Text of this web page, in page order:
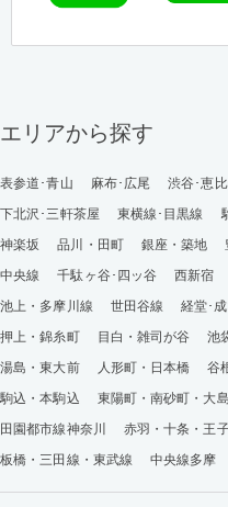
エリアから探す
表参道･青山 麻布･広尾 渋谷･恵
下北沢･三軒茶屋
東横線･目黒線
神楽坂
品川・田町 銀座・築地
中央線
千駄ヶ谷･四ッ谷 西新宿
池上・多摩川線
世田谷線 経堂･
押上・錦糸町
目白・雑司が谷 池
湯島・東大前
人形町・日本橋 谷
駒込・本駒込
東陽町・南砂町・大島
田園都市線神奈川
赤羽・十条・王
板橋・三田線・東武線
中央線多摩